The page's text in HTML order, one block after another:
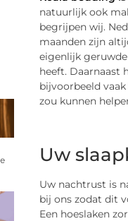
natuurlijk ook
begrijpen wij.
maanden zijn
eigenlijk
heeft. Daarnaast
bijvoorbeeld
zou kunnen
Uw
Uw nachtrust is
bij ons zodat dit
Een hoeslaken